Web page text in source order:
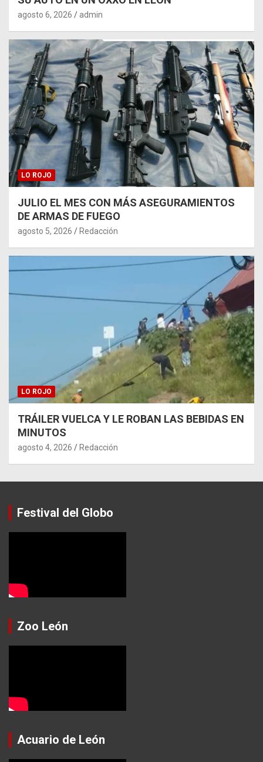
agosto 6, 2026 admin
LO ROJO
JULIO EL MES CON MÁS ASEGURAMIENTOS
DE ARMAS DE FUEGO
agosto 5, 2026 Redacción
LO ROJO
TRÁILER VUELCA Y LE ROBAN LAS BEBIDAS EN
MINUTOS
agosto 4, 2026 Redacción
Festival del Globo
Zoo León
Acuario de León